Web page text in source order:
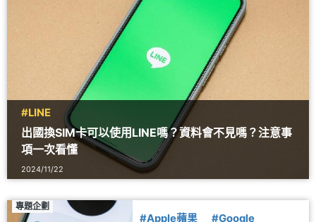
#LINE
出國換SIM卡可以使用LINE嗎？資料會不見嗎？注意事
項一次看懂
2024/11/22
專題企劃
#Apple蘋果 #Google